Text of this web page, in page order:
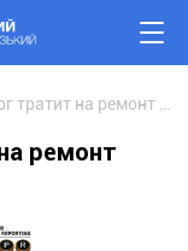
ремонт